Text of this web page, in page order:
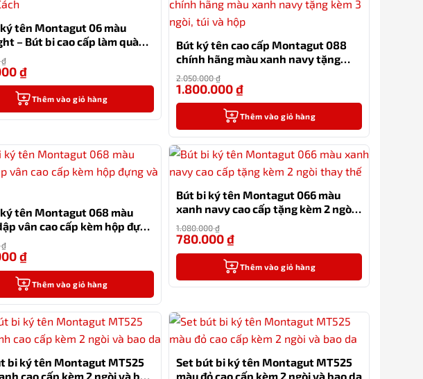
tên Montagut 06 màu
– Bút bi cao cấp làm quà
₫
₫
Thêm vào giỏ hàng
Bút ký tên cao cấp Montagut 088
chính hãng màu xanh navy tặng
kèm 3 ngòi, túi và hộp
2.050.000₫
1.800.000₫
Thêm vào giỏ hàng
tên Montagut 068 màu
vân cao cấp kèm hộp đựng
₫
₫
Thêm vào giỏ hàng
Bút bi ký tên Montagut 066 màu
xanh navy cao cấp tặng kèm 2 ngòi
thay thế
1.080.000₫
780.000₫
Thêm vào giỏ hàng
bi ký tên Montagut MT525
cao cấp kèm 2 ngòi và bao
Set bút bi ký tên Montagut MT525
màu đỏ cao cấp kèm 2 ngòi và bao da